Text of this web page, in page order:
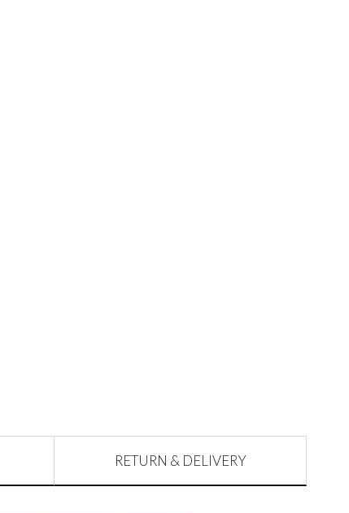
RETURN & DELIVERY